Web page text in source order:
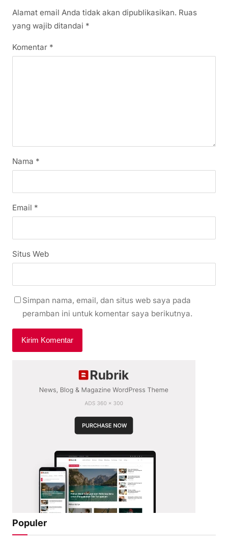
Alamat email Anda tidak akan dipublikasikan. Ruas
yang wajib ditandai *
Komentar *
Nama *
Email *
Situs Web
Simpan nama, email, dan situs web saya pada
peramban ini untuk komentar saya berikutnya.
Populer